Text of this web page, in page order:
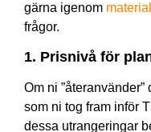
gärna igenom
frågor.
1. Prisnivå för
Om ni
som ni tog fram inför
dessa utrangeringar